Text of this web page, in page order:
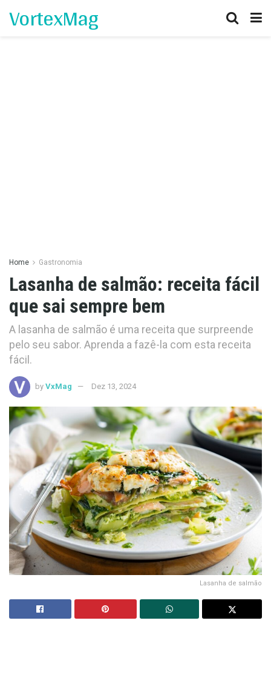
VortexMag
Home Gastronomia
Lasanha de salmão: receita fácil
que sai sempre bem
A lasanha de salmão é uma receita que surpreende
pelo seu sabor. Aprenda a fazê-la com esta receita
fácil.
by VxMag Dez 13, 2024
Lasanha de salmão